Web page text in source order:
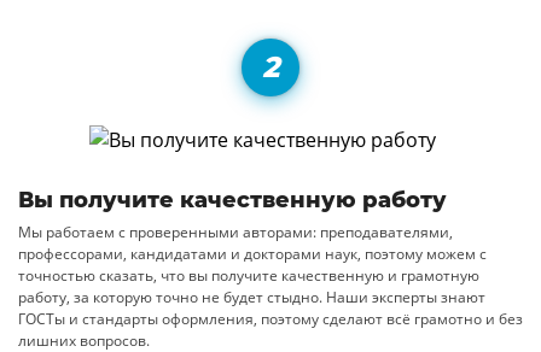
Вы получите качественную работу
Мы работаем с проверенными авторами: преподавателями,
профессорами, кандидатами и докторами наук, поэтому можем с
точностью сказать, что вы получите качественную и грамотную
работу, за которую точно не будет стыдно. Наши эксперты знают
ГОСТы и стандарты оформления, поэтому сделают всё грамотно и без
лишних вопросов.